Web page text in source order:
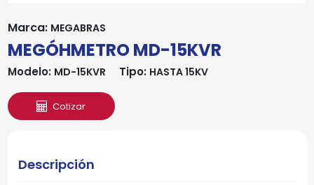
Marca: MEGABRAS
MEGÓHMETRO MD-15KVR
Modelo: MD-15KVR Tipo: HASTA 15KV
Cotizar
Descripción